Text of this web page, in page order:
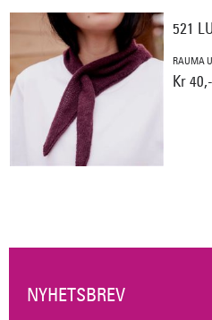
521
RAUMA
Kr 40,-
NYHETSBREV